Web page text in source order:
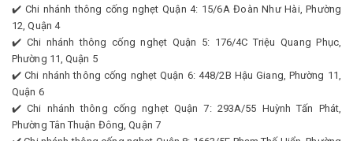
✔️ Chi nhánh thông cống nghẹt Quận 4: 15/6A Đoàn Như Hài, Phường
12, Quận 4
✔️ Chi nhánh thông cống nghẹt Quận 5: 176/4C Triệu Quang Phục,
Phường 11, Quận 5
✔️ Chi nhánh thông cống nghẹt Quận 6: 448/2B Hậu Giang, Phường 11,
Quận 6
✔️ Chi nhánh thông cống nghẹt Quận 7: 293A/55 Huỳnh Tấn Phát,
Phường Tân Thuận Đông, Quận 7